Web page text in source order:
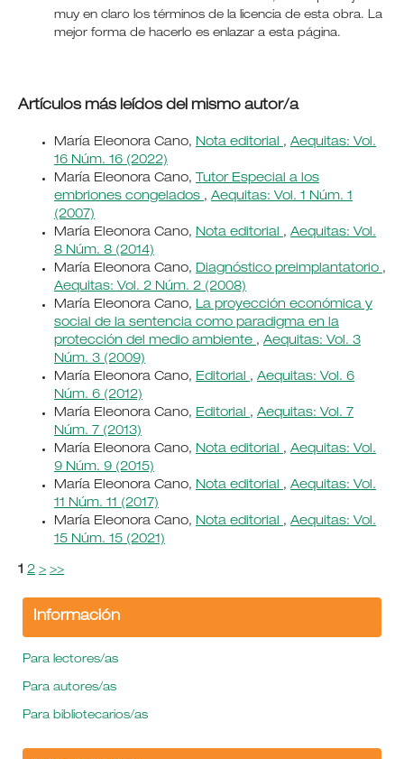
muy en claro los términos de la licencia de esta obra. La
mejor forma de hacerlo es enlazar a esta página.
Artículos más leídos del mismo autor/a
María Eleonora Cano, Nota editorial , Aequitas: Vol.
16 Núm. 16 (2022)
María Eleonora Cano,
Tutor Especial a los
embriones congelados , Aequitas: Vol. 1 Núm. 1
(2007)
María Eleonora Cano, Nota editorial , Aequitas: Vol.
8 Núm. 8 (2014)
María Eleonora Cano, Diagnóstico preimplantatorio ,
Aequitas: Vol. 2 Núm. 2 (2008)
María Eleonora Cano, La proyección económica y
social de la sentencia como paradigma en la
protección del medio ambiente , Aequitas: Vol. 3
Núm. 3 (2009)
María Eleonora Cano, Editorial , Aequitas: Vol. 6
Núm. 6 (2012)
María Eleonora Cano, Editorial , Aequitas: Vol. 7
Núm. 7 (2013)
María Eleonora Cano, Nota editorial , Aequitas: Vol.
9 Núm. 9 (2015)
María Eleonora Cano, Nota editorial , Aequitas: Vol.
11 Núm. 11 (2017)
María Eleonora Cano, Nota editorial , Aequitas: Vol.
15 Núm. 15 (2021)
1 2 > >>
Información
Para lectores/as
Para autores/as
Para bibliotecarios/as